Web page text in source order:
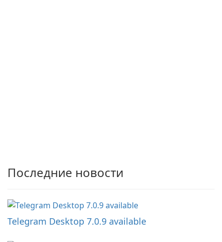
Последние новости
Telegram Desktop 7.0.9 available